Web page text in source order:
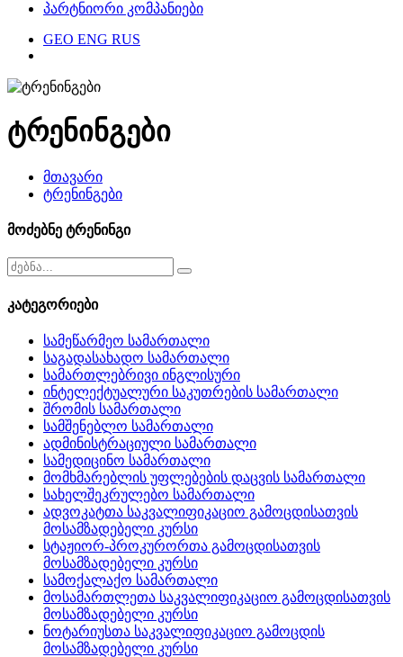
პარტნიორი კომპანიები
GEO ENG RUS
ტრენინგები
მთავარი
ტრენინგები
მოძებნე ტრენინგი
კატეგორიები
სამეწარმეო სამართალი
საგადასახადო სამართალი
სამართლებრივი ინგლისური
ინტელექტუალური საკუთრების სამართალი
შრომის სამართალი
სამშენებლო სამართალი
ადმინისტრაციული სამართალი
სამედიცინო სამართალი
მომხმარებლის უფლებების დაცვის სამართალი
სახელშეკრულებო სამართალი
ადვოკატთა საკვალიფიკაციო გამოცდისათვის
მოსამზადებელი კურსი
სტაჟიორ-პროკურორთა გამოცდისათვის
მოსამზადებელი კურსი
სამოქალაქო სამართალი
მოსამართლეთა საკვალიფიკაციო გამოცდისათვის
მოსამზადებელი კურსი
ნოტარიუსთა საკვალიფიკაციო გამოცდის
მოსამზადებელი კურსი